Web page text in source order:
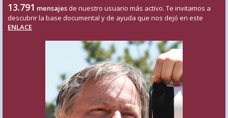
13.791 mensajes de nuestro usuario más activo. Te invitamos a
descubrir la base documental y de ayuda que nos dejó en este
ENLACE